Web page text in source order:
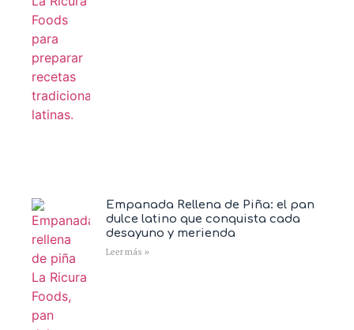
Empanada Rellena de Piña: el pan
dulce latino que conquista cada
desayuno y merienda
Leer más »